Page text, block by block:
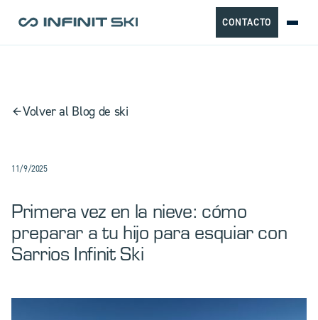
CONTACTO
Volver al Blog de ski
11/9/2025
Primera vez en la nieve: cómo
preparar a tu hijo para esquiar con
Sarrios Infinit Ski